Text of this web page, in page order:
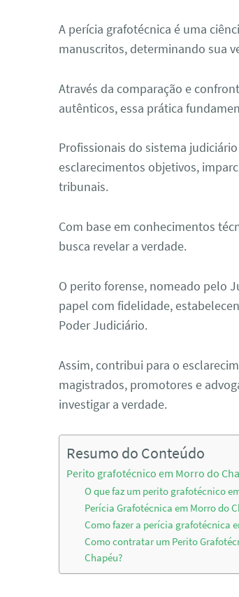
A perícia grafotécnica é uma
manuscritos, determinando sua
Através da comparação e
autênticos, essa prática
Profissionais do sistema
esclarecimentos objetivos,
tribunais.
Com base em conhecimentos
busca revelar a verdade.
O perito forense, nomeado pelo
papel com fidelidade,
Poder Judiciário.
Assim, contribui para o
magistrados, promotores e
investigar a verdade.
Resumo do Conteúdo
Perito grafotécnico em Morro do
O que faz um perito grafotécnico
Perícia Grafotécnica em Morro do
Como fazer a perícia grafotécnica
Como contratar um Perito
Chapéu?